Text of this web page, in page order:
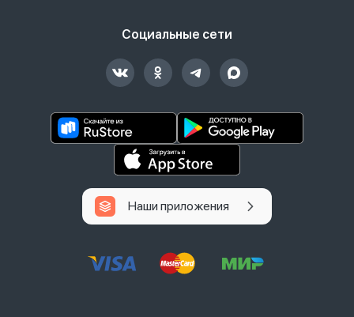
Социальные сети
Наши приложения